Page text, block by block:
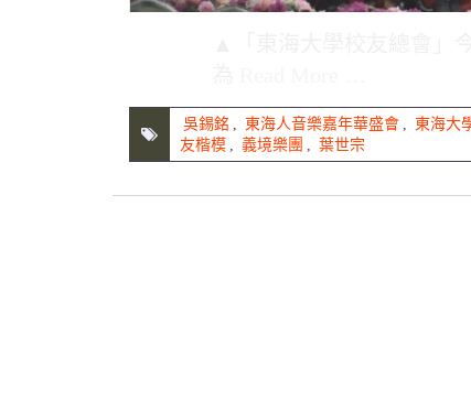
▲「東海大學校友總會」
吳錫銘 東海人音樂嘉年華盛會 東海大
友楷模
義境樂團 葉世宗